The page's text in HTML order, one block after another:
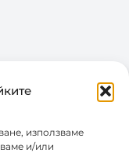
използваме
и/или